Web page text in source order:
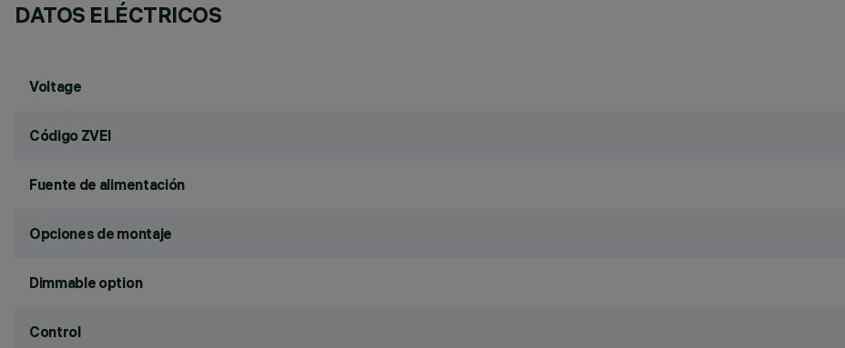
DATOS ELÉCTRICOS
Voltage
Código ZVEI
Fuente de alimentación
Opciones de montaje
Dimmable option
Control